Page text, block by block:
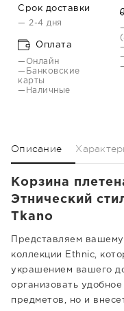
Срок доставки
— 2-4 дня
Оплата
—Онлайн
—Банковские
карты
—Наличные
Описание
Корзина
Этнический
Tkano
Представляем
коллекции Ethnic,
украшением вашего
организовать
предметов, но и